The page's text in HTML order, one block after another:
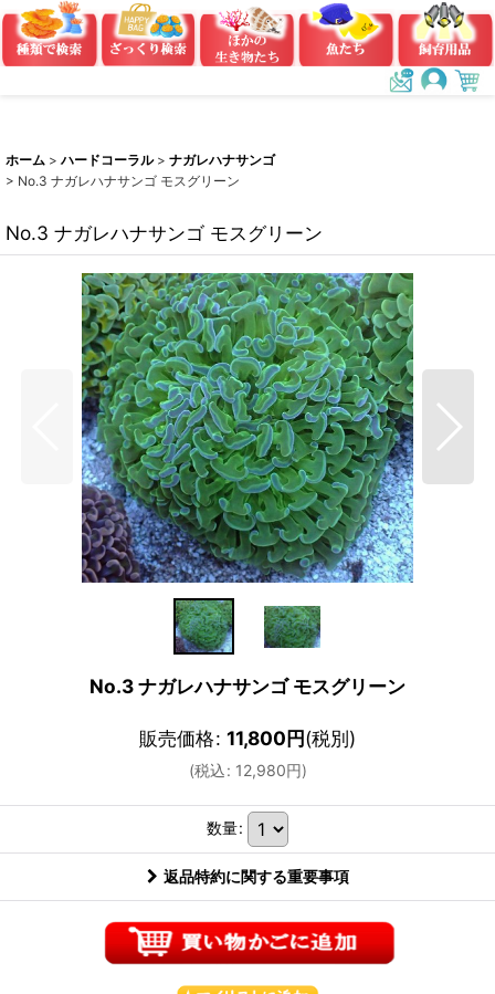
ホーム > ハードコーラル > ナガレハナサンゴ
> No.3 ナガレハナサンゴ モスグリーン
No.3 ナガレハナサンゴ モスグリーン
No.3 ナガレハナサンゴ モスグリーン
販売価格: 11,800円(税別)
(税込: 12,980円)
数量:
返品特約に関する重要事項